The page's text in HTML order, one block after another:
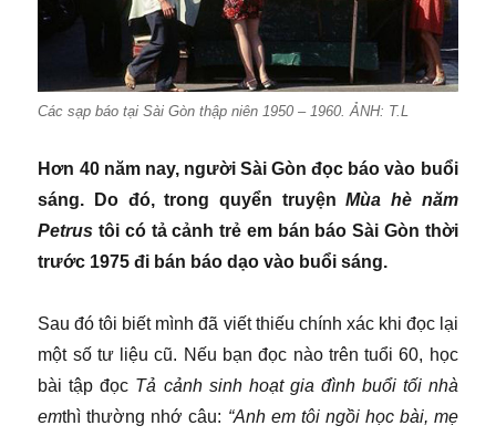
Các sạp báo tại Sài Gòn thập niên 1950 – 1960. ẢNH: T.L
Hơn 40 năm nay, người Sài Gòn đọc báo vào buổi
sáng. Do đó, trong quyển truyệnMùa hè năm
Petrus tôi có tả cảnh trẻ em bán báo Sài Gòn thời
trước 1975 đi bán báo dạo vào buổi sáng.
Sau đó tôi biết mình đã viết thiếu chính xác khi đọc lại
một số tư liệu cũ. Nếu bạn đọc nào trên tuổi 60, học
bài tập đọc Tả cảnh sinh hoạt gia đình buổi tối nhà
emthì thường nhớ câu: “Anh em tôi ngồi học bài, mẹ